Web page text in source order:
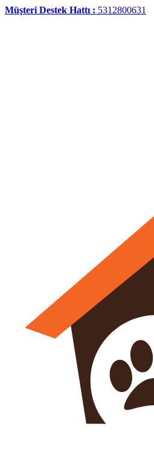
Müşteri Destek Hattı : 5312800631